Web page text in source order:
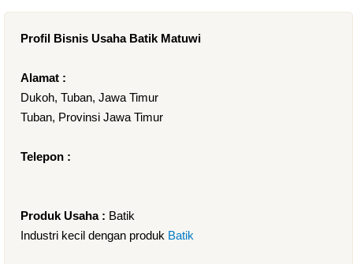
Profil Bisnis Usaha Batik Matuwi
Alamat :
Dukoh, Tuban, Jawa Timur
Tuban, Provinsi Jawa Timur
Telepon :
Produk Usaha : Batik
Industri kecil dengan produk Batik